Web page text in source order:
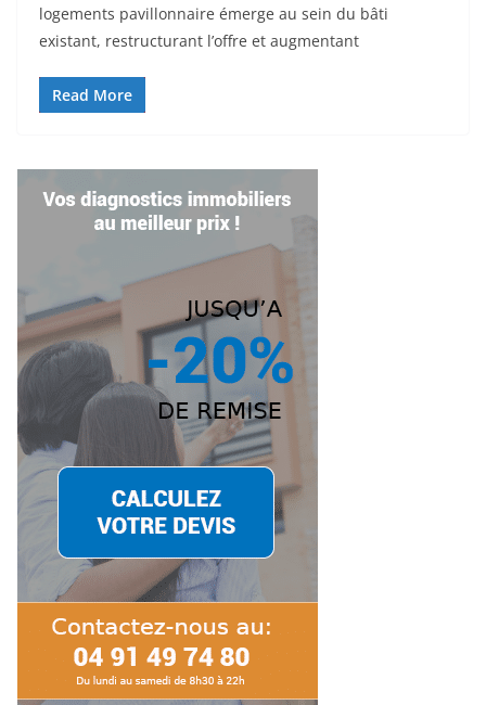
logements pavillonnaire émerge au sein du bâti
existant, restructurant l’offre et augmentant
Read More